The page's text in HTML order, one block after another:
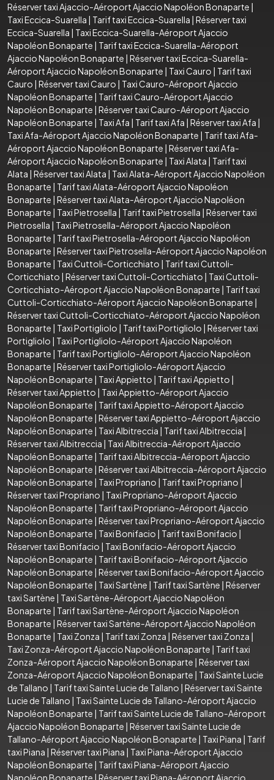
Réserver taxi Ajaccio-Aéroport Ajaccio Napoléon Bonaparte |
Taxi Eccica-Suarella | Tarif taxi Eccica-Suarella | Réserver taxi
Eccica-Suarella | Taxi Eccica-Suarella-Aéroport Ajaccio
Napoléon Bonaparte | Tarif taxi Eccica-Suarella-Aéroport
Ajaccio Napoléon Bonaparte | Réserver taxi Eccica-Suarella-
Aéroport Ajaccio Napoléon Bonaparte | Taxi Cauro | Tarif taxi
Cauro | Réserver taxi Cauro | Taxi Cauro-Aéroport Ajaccio
Napoléon Bonaparte | Tarif taxi Cauro-Aéroport Ajaccio
Napoléon Bonaparte | Réserver taxi Cauro-Aéroport Ajaccio
Napoléon Bonaparte | Taxi Afa | Tarif taxi Afa | Réserver taxi Afa |
Taxi Afa-Aéroport Ajaccio Napoléon Bonaparte | Tarif taxi Afa-
Aéroport Ajaccio Napoléon Bonaparte | Réserver taxi Afa-
Aéroport Ajaccio Napoléon Bonaparte | Taxi Alata | Tarif taxi
Alata | Réserver taxi Alata | Taxi Alata-Aéroport Ajaccio Napoléon
Bonaparte | Tarif taxi Alata-Aéroport Ajaccio Napoléon
Bonaparte | Réserver taxi Alata-Aéroport Ajaccio Napoléon
Bonaparte | Taxi Pietrosella | Tarif taxi Pietrosella | Réserver taxi
Pietrosella | Taxi Pietrosella-Aéroport Ajaccio Napoléon
Bonaparte | Tarif taxi Pietrosella-Aéroport Ajaccio Napoléon
Bonaparte | Réserver taxi Pietrosella-Aéroport Ajaccio Napoléon
Bonaparte | Taxi Cuttoli-Corticchiato | Tarif taxi Cuttoli-
Corticchiato | Réserver taxi Cuttoli-Corticchiato | Taxi Cuttoli-
Corticchiato-Aéroport Ajaccio Napoléon Bonaparte | Tarif taxi
Cuttoli-Corticchiato-Aéroport Ajaccio Napoléon Bonaparte |
Réserver taxi Cuttoli-Corticchiato-Aéroport Ajaccio Napoléon
Bonaparte | Taxi Portigliolo | Tarif taxi Portigliolo | Réserver taxi
Portigliolo | Taxi Portigliolo-Aéroport Ajaccio Napoléon
Bonaparte | Tarif taxi Portigliolo-Aéroport Ajaccio Napoléon
Bonaparte | Réserver taxi Portigliolo-Aéroport Ajaccio
Napoléon Bonaparte | Taxi Appietto | Tarif taxi Appietto |
Réserver taxi Appietto | Taxi Appietto-Aéroport Ajaccio
Napoléon Bonaparte | Tarif taxi Appietto-Aéroport Ajaccio
Napoléon Bonaparte | Réserver taxi Appietto-Aéroport Ajaccio
Napoléon Bonaparte | Taxi Albitreccia | Tarif taxi Albitreccia |
Réserver taxi Albitreccia | Taxi Albitreccia-Aéroport Ajaccio
Napoléon Bonaparte | Tarif taxi Albitreccia-Aéroport Ajaccio
Napoléon Bonaparte | Réserver taxi Albitreccia-Aéroport Ajaccio
Napoléon Bonaparte | Taxi Propriano | Tarif taxi Propriano |
Réserver taxi Propriano | Taxi Propriano-Aéroport Ajaccio
Napoléon Bonaparte | Tarif taxi Propriano-Aéroport Ajaccio
Napoléon Bonaparte | Réserver taxi Propriano-Aéroport Ajaccio
Napoléon Bonaparte | Taxi Bonifacio | Tarif taxi Bonifacio |
Réserver taxi Bonifacio | Taxi Bonifacio-Aéroport Ajaccio
Napoléon Bonaparte | Tarif taxi Bonifacio-Aéroport Ajaccio
Napoléon Bonaparte | Réserver taxi Bonifacio-Aéroport Ajaccio
Napoléon Bonaparte | Taxi Sartène | Tarif taxi Sartène | Réserver
taxi Sartène | Taxi Sartène-Aéroport Ajaccio Napoléon
Bonaparte | Tarif taxi Sartène-Aéroport Ajaccio Napoléon
Bonaparte | Réserver taxi Sartène-Aéroport Ajaccio Napoléon
Bonaparte | Taxi Zonza | Tarif taxi Zonza | Réserver taxi Zonza |
Taxi Zonza-Aéroport Ajaccio Napoléon Bonaparte | Tarif taxi
Zonza-Aéroport Ajaccio Napoléon Bonaparte | Réserver taxi
Zonza-Aéroport Ajaccio Napoléon Bonaparte | Taxi Sainte Lucie
de Tallano | Tarif taxi Sainte Lucie de Tallano | Réserver taxi Sainte
Lucie de Tallano | Taxi Sainte Lucie de Tallano-Aéroport Ajaccio
Napoléon Bonaparte | Tarif taxi Sainte Lucie de Tallano-Aéroport
Ajaccio Napoléon Bonaparte | Réserver taxi Sainte Lucie de
Tallano-Aéroport Ajaccio Napoléon Bonaparte | Taxi Piana | Tarif
taxi Piana | Réserver taxi Piana | Taxi Piana-Aéroport Ajaccio
Napoléon Bonaparte | Tarif taxi Piana-Aéroport Ajaccio
Napoléon Bonaparte | Réserver taxi Piana-Aéroport Ajaccio